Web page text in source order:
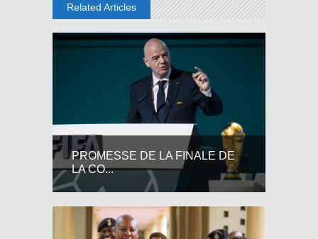
Related Articles
PROMESSE DE LA FINALE DE
LA CO...